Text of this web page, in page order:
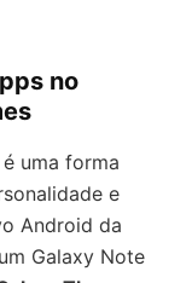
no
uma forma
e
Android da
Galaxy Note